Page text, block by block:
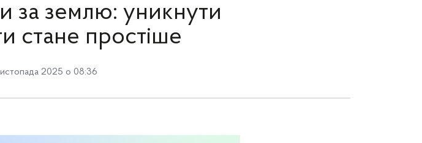
за землю: уникнути
стане простіше
2025 о 08:36